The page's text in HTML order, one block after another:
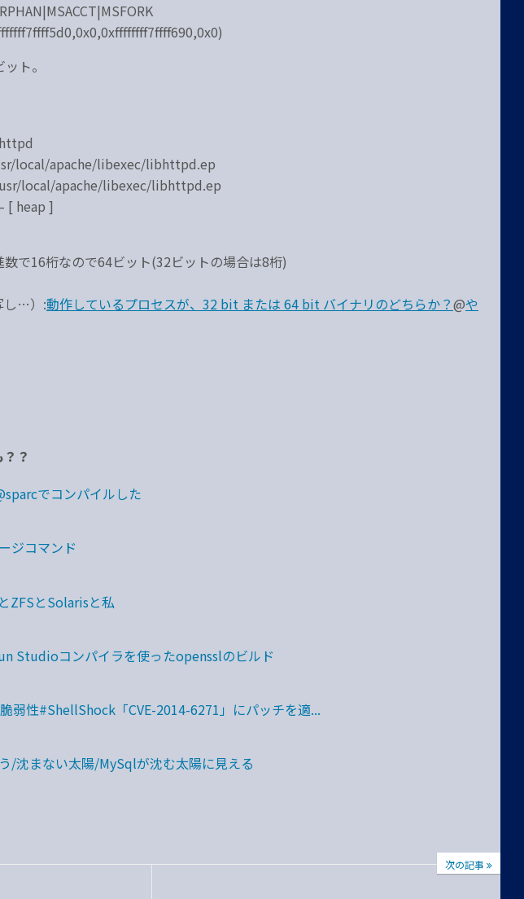
ト。
local/apache/libexec/libhttpd.ep
local/apache/libexec/libhttpd.ep
[ heap ]
で16桁なので64ビット(32ビットの場合は8桁)
し…）:動作しているプロセスが、32 bit または 64 bit バイナリのどちらか？@や
？
でコンパイルした
ジコマンド
ZFSとSolarisと私
Studioコンパイラを使ったopensslのビルド
弱性#ShellShock「CVE-2014-6271」にパッチを適...
/沈まない太陽/MySqlが沈む太陽に見える
次の記事